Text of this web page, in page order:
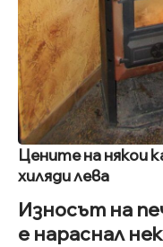
Цените на някои
хиляди лева
Износът на
е нараснал